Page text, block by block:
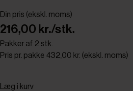
Din pris (ekskl. moms)
216,00 kr./stk.
Pakker af 2 stk.
Pris pr. pakke 432,00 kr. (ekskl. moms)
Læg i kurv